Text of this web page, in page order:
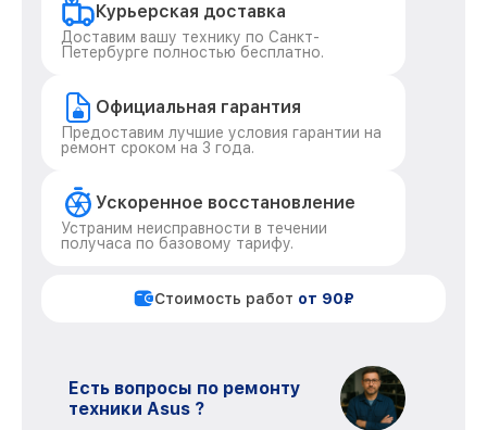
Курьерская доставка
Доставим вашу технику по Санкт-
Петербурге полностью бесплатно.
Официальная гарантия
Предоставим лучшие условия гарантии на
ремонт сроком на 3 года.
Ускоренное восстановление
Устраним неисправности в течении
получаса по базовому тарифу.
Стоимость работ от 90₽
Есть вопросы по ремонту
техники Asus ?